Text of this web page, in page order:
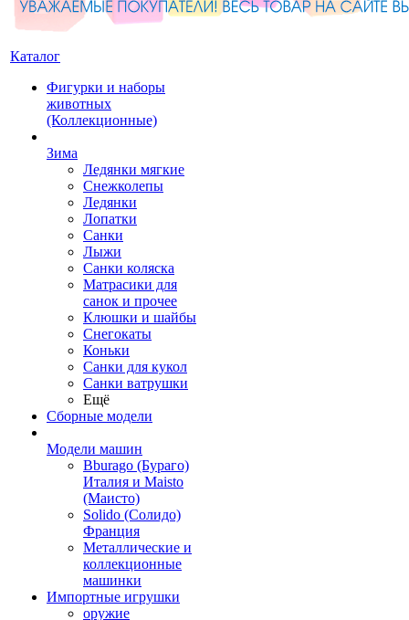
Каталог
Фигурки и наборы
животных
(Коллекционные)
Зима
Ледянки мягкие
Снежколепы
Ледянки
Лопатки
Санки
Лыжи
Санки коляска
Матрасики для
санок и прочее
Клюшки и шайбы
Снегокаты
Коньки
Санки для кукол
Санки ватрушки
Ещё
Сборные модели
Модели машин
Bburago (Бураго)
Италия и Maisto
(Маисто)
Solido (Солидо)
Франция
Металлические и
коллекционные
машинки
Импортные игрушки
оружие